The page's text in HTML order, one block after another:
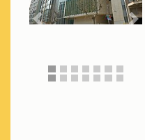
Previous